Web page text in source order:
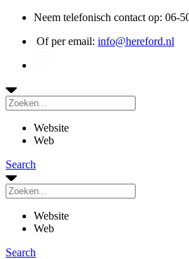
Neem telefonisch contact op: 06-
Of per email: info@hereford.nl
Website
Web
Search
Website
Web
Search